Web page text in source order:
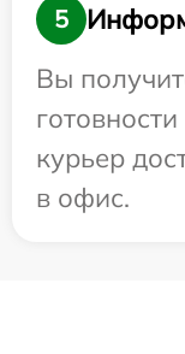
5
Вы
курьер
в офис.